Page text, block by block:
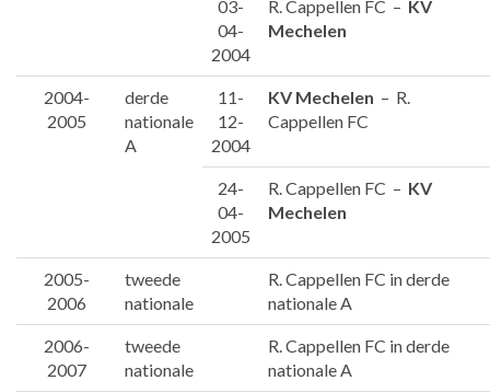
03-
04-
2004
R. Cappellen FC – KV
Mechelen
2004-
2005
derde
nationale
A
11-
12-
2004
KV Mechelen – R.
Cappellen FC
24-
04-
2005
R. Cappellen FC – KV
Mechelen
2005-
2006
tweede
nationale
R. Cappellen FC in derde
nationale A
2006-
2007
tweede
nationale
R. Cappellen FC in derde
nationale A